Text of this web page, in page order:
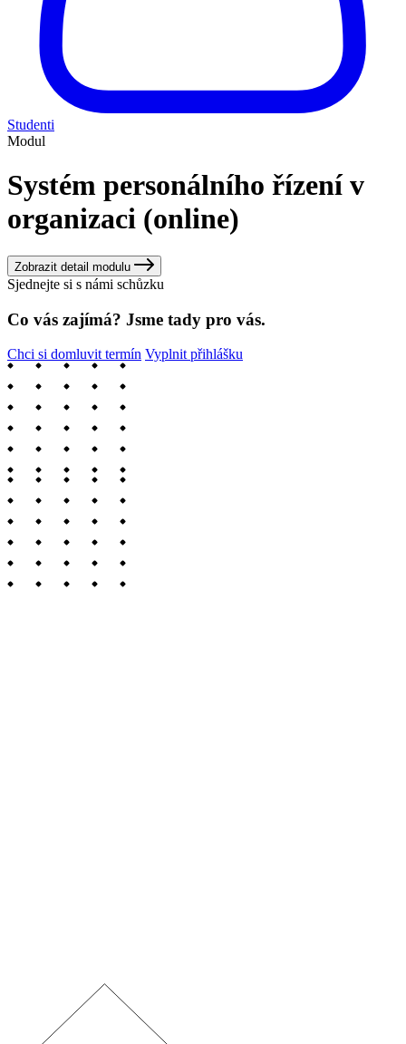
Studenti
Modul
Systém personálního řízení v
organizaci (online)
Zobrazit detail modulu
Sjednejte si s námi schůzku
Co vás zajímá? Jsme tady pro vás.
Chci si domluvit termín Vyplnit přihlášku